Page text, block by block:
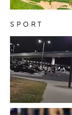
SPORT